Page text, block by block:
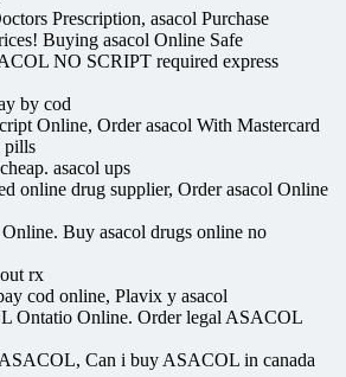
Prescription, asacol Purchase
Buying asacol Online Safe
NO SCRIPT required express
by cod
Online, Order asacol With Mastercard
pills
asacol ups
online drug supplier, Order asacol Online
Buy asacol drugs online no
rx
cod online, Plavix y asacol
Ontatio Online. Order legal ASACOL
Can i buy ASACOL in canada